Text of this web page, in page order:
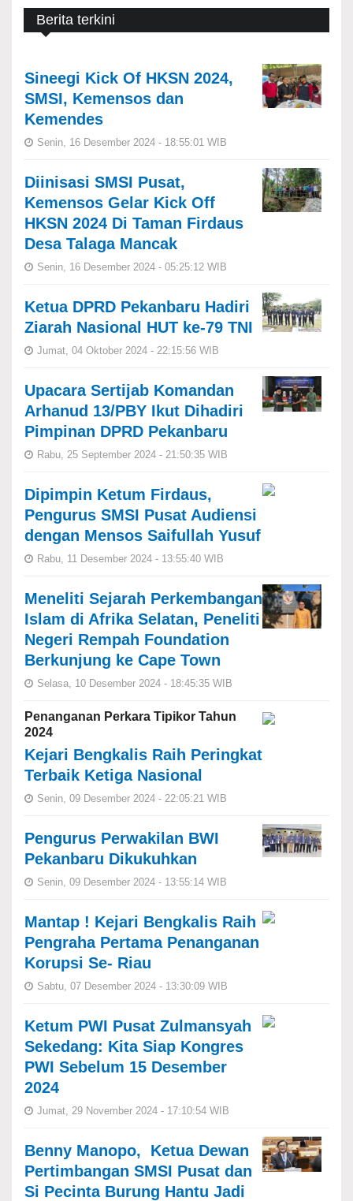
Berita terkini
Sineegi Kick Of HKSN 2024,
SMSI, Kemensos dan
Kemendes
Senin, 16 Desember 2024 - 18:55:01 WIB
Diinisasi SMSI Pusat,
Kemensos Gelar Kick Off
HKSN 2024 Di Taman Firdaus
Desa Talaga Mancak
Senin, 16 Desember 2024 - 05:25:12 WIB
Ketua DPRD Pekanbaru Hadiri
Ziarah Nasional HUT ke-79 TNI
Jumat, 04 Oktober 2024 - 22:15:56 WIB
Upacara Sertijab Komandan
Arhanud 13/PBY Ikut Dihadiri
Pimpinan DPRD Pekanbaru
Rabu, 25 September 2024 - 21:50:35 WIB
Dipimpin Ketum Firdaus,
Pengurus SMSI Pusat Audiensi
dengan Mensos Saifullah Yusuf
Rabu, 11 Desember 2024 - 13:55:40 WIB
Meneliti Sejarah Perkembangan
Islam di Afrika Selatan, Peneliti
Negeri Rempah Foundation
Berkunjung ke Cape Town
Selasa, 10 Desember 2024 - 18:45:35 WIB
Penanganan Perkara Tipikor Tahun
2024
Kejari Bengkalis Raih Peringkat
Terbaik Ketiga Nasional
Senin, 09 Desember 2024 - 22:05:21 WIB
Pengurus Perwakilan BWI
Pekanbaru Dikukuhkan
Senin, 09 Desember 2024 - 13:55:14 WIB
Mantap ! Kejari Bengkalis Raih
Pengraha Pertama Penanganan
Korupsi Se- Riau
Sabtu, 07 Desember 2024 - 13:30:09 WIB
Ketum PWI Pusat Zulmansyah
Sekedang: Kita Siap Kongres
PWI Sebelum 15 Desember
2024
Jumat, 29 November 2024 - 17:10:54 WIB
Benny Manopo, Ketua Dewan
Pertimbangan SMSI Pusat dan
Si Pecinta Burung Hantu Jadi